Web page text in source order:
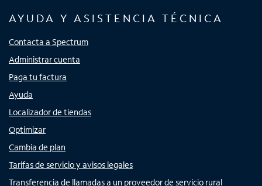
AYUDA Y ASISTENCIA TÉCNICA
Contacta a Spectrum
Administrar cuenta
Paga tu factura
Ayuda
Localizador de tiendas
Optimizar
Cambia de plan
Tarifas de servicio y avisos legales
Transferencia de llamadas a un proveedor de servicio rural